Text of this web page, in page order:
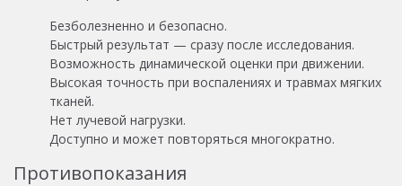
Безболезненно и безопасно.
Быстрый результат — сразу после исследования.
Возможность динамической оценки при движении.
Высокая точность при воспалениях и травмах мягких
тканей.
Нет лучевой нагрузки.
Доступно и может повторяться многократно.
Противопоказания